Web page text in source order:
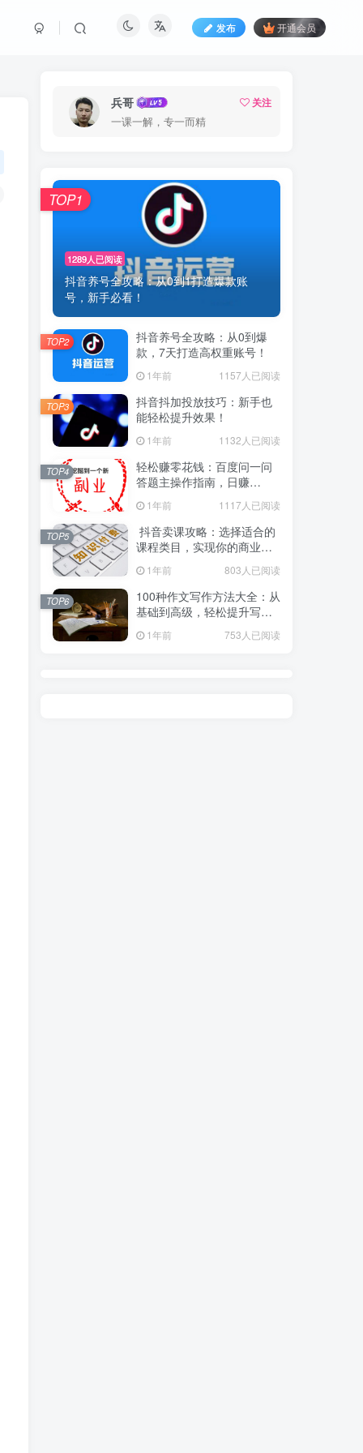
发布 开通会员
兵哥
关注
一课一解，专一而精
1289人已阅读
抖音养号全攻略：从0到1打造爆款账
号，新手必看！
TOP1
抖音养号全攻略：从0到爆
款，7天打造高权重账号！
1年前 1157人已阅读
TOP2
抖音抖加投放技巧：新手也
能轻松提升效果！
1年前 1132人已阅读
TOP3
轻松赚零花钱：百度问一问
答题主操作指南，日赚
1年前 1117人已阅读
TOP4
抖音卖课攻略：选择适合的
课程类目，实现你的商业价
1年前 803人已阅读
TOP5
100种作文写作方法大全：从
基础到高级，轻松提升写作
1年前 753人已阅读
TOP6